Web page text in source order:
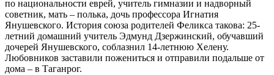
по национальности еврей, учитель гимназии и надворный
советник, мать – полька, дочь профессора Игнатия
Янушевского. История союза родителей Феликса такова: 25-
летний домашний учитель Эдмунд Дзержинский, обучавший
дочерей Янушевского, соблазнил 14-летнюю Хелену.
Любовников заставили пожениться и отправили подальше от
дома – в Таганрог.